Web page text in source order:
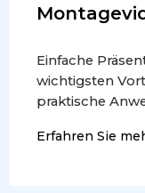
Einfache
wichtigsten
praktische
Erfahren Sie